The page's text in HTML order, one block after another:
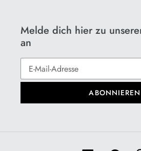
Melde dich hier zu
an
ABONNIEREN